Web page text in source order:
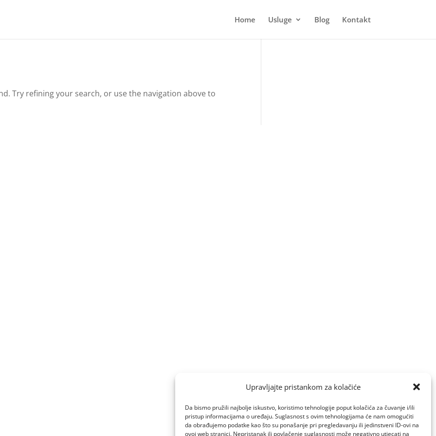
Upravljajte pristankom za kolačiće
Da bismo pružili najbolje iskustvo, koristimo tehnologije poput kolačića za čuvanje i/ili
pristup informacijama o uređaju. Suglasnost s ovim tehnologijama će nam omogućiti
da obrađujemo podatke kao što su ponašanje pri pregledavanju ili jedinstveni ID-ovi na
ovoj web stranici. Nepristanak ili povlačenje suglasnosti može negativno utjecati na
Home Usluge Blog Kontakt
Try refining your search, or use the navigation above to